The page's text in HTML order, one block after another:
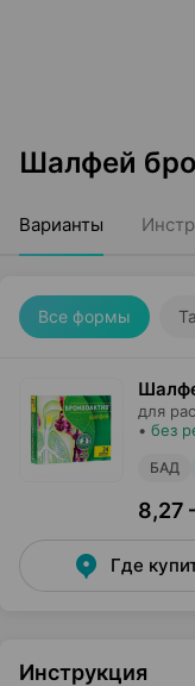
Шалфей
Варианты
Все формы
для
• без
БАД
8,27
Где
Инструкция